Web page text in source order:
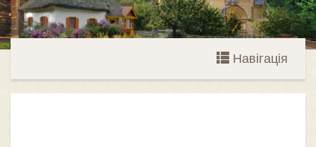
Навігація